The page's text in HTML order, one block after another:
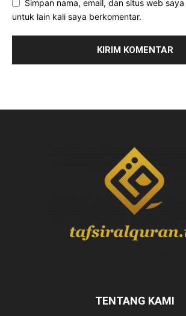
Simpan nama, email, dan situs web
untuk lain kali saya berkomentar.
TENTANG KAMI